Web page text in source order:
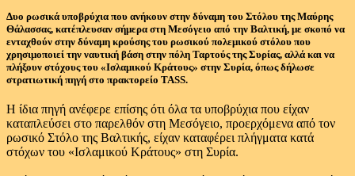
Δυο ρωσικά υποβρύχια που ανήκουν στην δύναμη του Στόλου της Μαύρης
Θάλασσας, κατέπλευσαν σήμερα στη Μεσόγειο από την Βαλτική, με σκοπό να
ενταχθούν στην δύναμη κρούσης του ρωσικού πολεμικού στόλου που
χρησιμοποιεί την ναυτική βάση στην πόλη Ταρτούς της Συρίας, αλλά και να
πλήξουν στόχους του «Ισλαμικού Κράτους» στην Συρία, όπως δήλωσε
στρατιωτική πηγή στο πρακτορείο TASS.
Η ίδια πηγή ανέφερε επίσης ότι όλα τα υποβρύχια που είχαν
καταπλεύσει στο παρελθόν στη Μεσόγειο, προερχόμενα από τον
ρωσικό Στόλο της Βαλτικής, είχαν καταφέρει πλήγματα κατά
στόχων του «Ισλαμικού Κράτους» στη Συρία.